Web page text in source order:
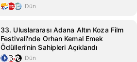
Dün
33. Uluslararası Adana Altın Koza Film
Festivali'nde Orhan Kemal Emek
Ödülleri’nin Sahipleri Açıklandı
Dün